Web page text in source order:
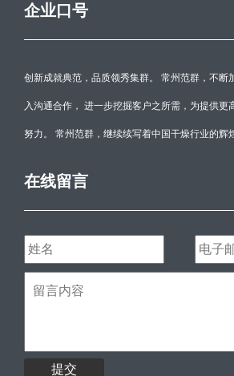
企业口号
创新成就典范，品质领秀集群。 常州范群，不断
入沟通合作， 进一步挖掘客户之所需，为提供更
努力。 常州范群，继续续写着中国干燥行业的辉
在线留言
提交